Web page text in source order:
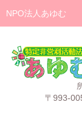
NPO法人あゆむ
〒993-
施設紹介